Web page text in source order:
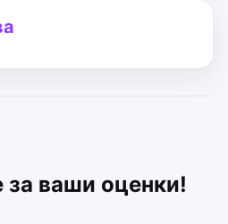
за ваши оценки!